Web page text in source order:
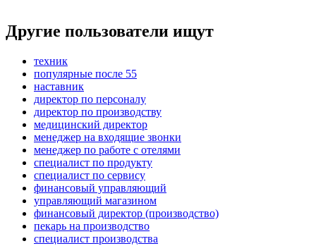
Другие пользователи ищут
техник
популярные после 55
наставник
директор по персоналу
директор по производству
медицинский директор
менеджер на входящие звонки
менеджер по работе с отелями
специалист по продукту
специалист по сервису
финансовый управляющий
управляющий магазином
финансовый директор (производство)
пекарь на производство
специалист производства